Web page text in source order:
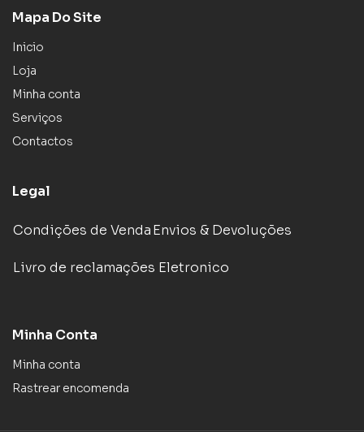
Mapa Do Site
Inicio
Loja
Minha conta
Serviços
Contactos
Legal
Condições de VendaEnvios & Devoluções
Livro de reclamações Eletronico
Minha Conta
Minha conta
Rastrear encomenda